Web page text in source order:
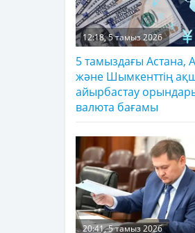
12:18, 5 тамыз 2026
5 тамыздағы Астана,
және Шымкенттің
айырбастау
валюта бағамы
20:41, 5 тамыз 2026